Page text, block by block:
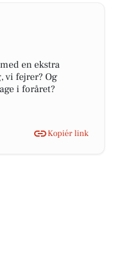
en ekstra
vi fejrer? Og
i foråret?
Kopiér link